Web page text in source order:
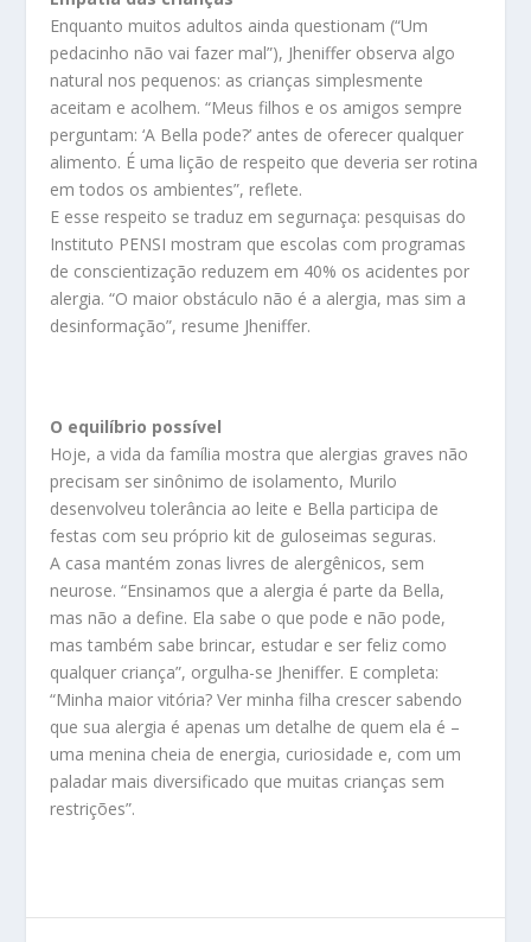
Enquanto muitos adultos ainda questionam (“Um
pedacinho não vai fazer mal”), Jheniffer observa algo
natural nos pequenos: as crianças simplesmente
aceitam e acolhem. “Meus filhos e os amigos sempre
perguntam: ‘A Bella pode?’ antes de oferecer qualquer
alimento. É uma lição de respeito que deveria ser rotina
em todos os ambientes”, reflete.
E esse respeito se traduz em segurnaça: pesquisas do
Instituto PENSI mostram que escolas com programas
de conscientização reduzem em 40% os acidentes por
alergia. “O maior obstáculo não é a alergia, mas sim a
desinformação”, resume Jheniffer.
O equilíbrio possível
Hoje, a vida da família mostra que alergias graves não
precisam ser sinônimo de isolamento, Murilo
desenvolveu tolerância ao leite e Bella participa de
festas com seu próprio kit de guloseimas seguras.
A casa mantém zonas livres de alergênicos, sem
neurose. “Ensinamos que a alergia é parte da Bella,
mas não a define. Ela sabe o que pode e não pode,
mas também sabe brincar, estudar e ser feliz como
qualquer criança”, orgulha-se Jheniffer. E completa:
“Minha maior vitória? Ver minha filha crescer sabendo
que sua alergia é apenas um detalhe de quem ela é –
uma menina cheia de energia, curiosidade e, com um
paladar mais diversificado que muitas crianças sem
restrições”.